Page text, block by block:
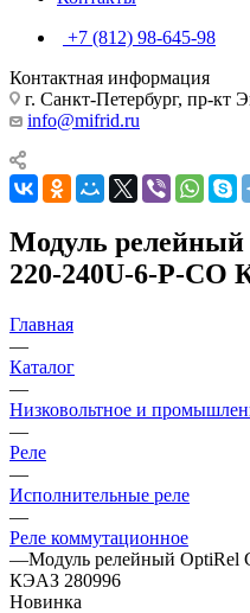
+7 (812) 98-645-98
Контактная информация
г. Санкт-Петербург, пр-кт
info@mifrid.ru
Модуль
220-240U-6-P-CO
Главная
—
Каталог
—
Низковольтное и
—
Реле
—
Исполнительные реле
—
Реле коммутационное
—Модуль релейный OptiRel
КЭАЗ 280996
Новинка